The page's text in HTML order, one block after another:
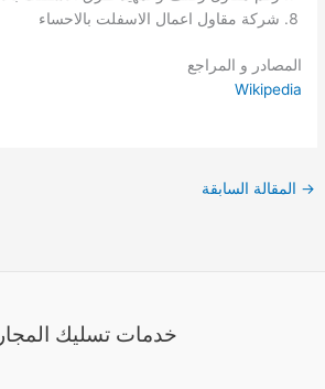
شركة مقاول اعمال الاسفلت بالاحساء
المصادر و المراجع
Wikipedia
→ المقالة السابقة
خدمات تسليك